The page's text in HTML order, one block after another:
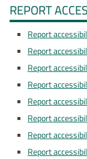
REPORT
Report
Report
Report
Report
Report
Report
Report
Report